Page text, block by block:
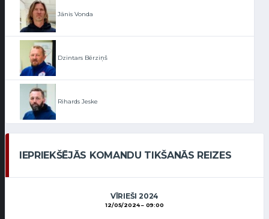
Jānis Vonda
Dzintars Bērziņš
Rihards Jeske
IEPRIEKŠĒJĀS KOMANDU TIKŠANĀS REIZES
VĪRIEŠI 2024
12/05/2024 09:00